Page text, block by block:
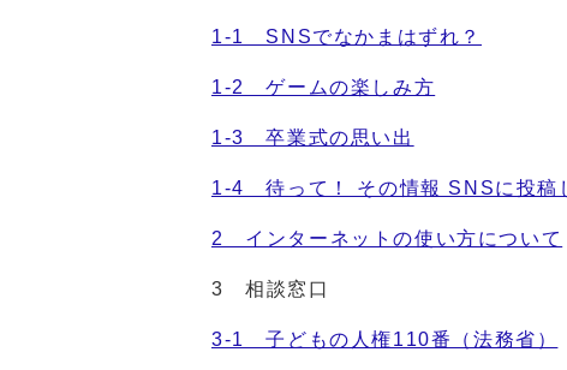
1-1 SNSでなかまはずれ？
1-2 ゲームの楽しみ方
1-3 卒業式の思い出
1-4 待って！ その情報 SNSに投稿
2 インターネットの使い方について
3 相談窓口
3-1 子どもの人権110番（法務省）